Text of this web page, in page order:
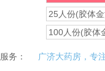
25人份(胶体
100人份(胶体
服务： 广济大药房，专